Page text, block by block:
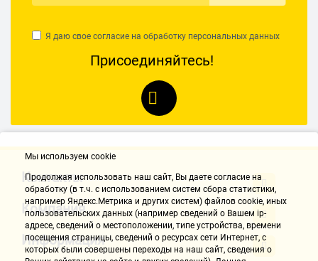
Я даю свое согласие на обработку персональных данных
Присоединяйтесь!
Контакты
Компания
Информация
Мы используем cookie
Продолжая использовать наш cайт, Вы даете согласие на
обработку (в т.ч. с использованием систем сбора статистики,
например Яндекс.Метрика и других систем) файлов cookie, иных
пользовательских данных (например сведений о Вашем ip-
адресе, сведений о местоположении, типе устройства, времени
посещения страницы, сведений о ресурсах сети Интернет, с
которых были совершены переходы на наш сайт, сведения о